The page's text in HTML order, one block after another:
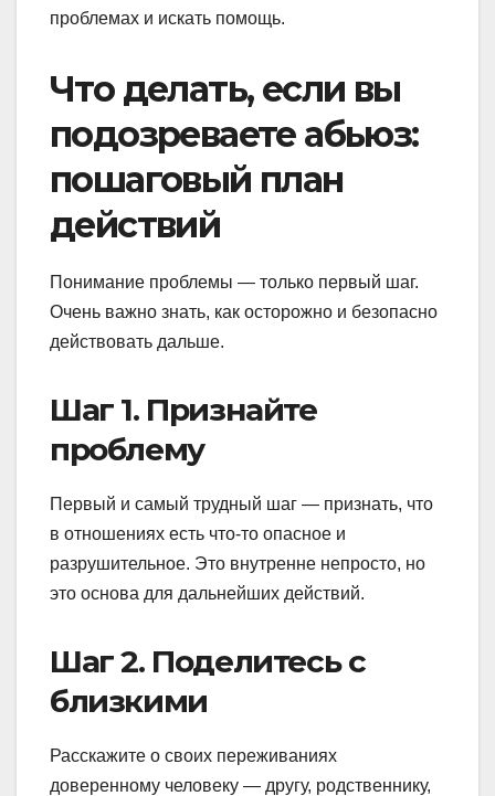
проблемах и искать помощь.
Что делать, если вы
подозреваете абьюз:
пошаговый план
действий
Понимание проблемы — только первый шаг.
Очень важно знать, как осторожно и безопасно
действовать дальше.
Шаг 1. Признайте
проблему
Первый и самый трудный шаг — признать, что
в отношениях есть что-то опасное и
разрушительное. Это внутренне непросто, но
это основа для дальнейших действий.
Шаг 2. Поделитесь с
близкими
Расскажите о своих переживаниях
доверенному человеку — другу, родственнику,